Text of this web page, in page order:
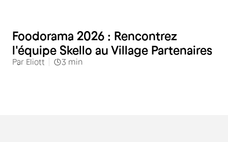
Foodorama 2026 : Rencontrez
l'équipe Skello au Village Partenaires
Par Eliott 3 min